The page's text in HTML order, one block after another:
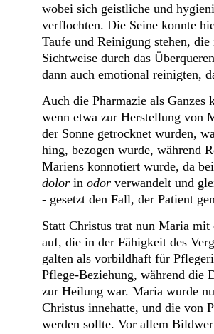
wobei sich geistliche und
verflochten. Die Seine konnte
Taufe und Reinigung stehen,
Sichtweise durch das
dann auch emotional reinigten,
Auch die Pharmazie als Ganzes
wenn etwa zur Herstellung von
der Sonne getrocknet wurden,
hing, bezogen wurde, während
Mariens konnotiert wurde, da
dolor in odor verwandelt und
- gesetzt den Fall, der Patient
Statt Christus trat nun Maria
auf, die in der Fähigkeit des
galten als vorbildhaft für
Pflege-Beziehung, während die
zur Heilung war. Maria wurde
Christus innehatte, und die von
werden sollte. Vor allem